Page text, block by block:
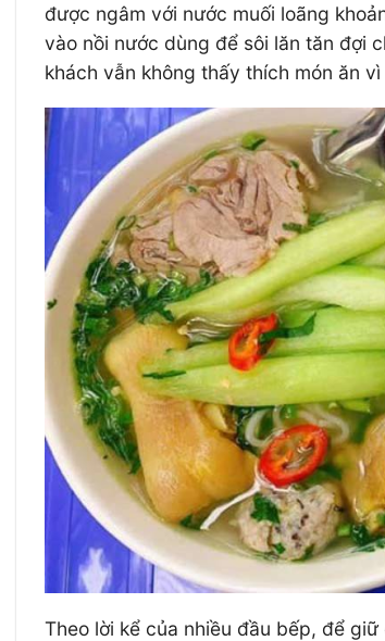
được ngâm với nước muối loãng
vào nồi nước dùng để sôi lăn tăn đợi
khách vẫn không thấy thích món ăn
Theo lời kể của nhiều đầu bếp, để